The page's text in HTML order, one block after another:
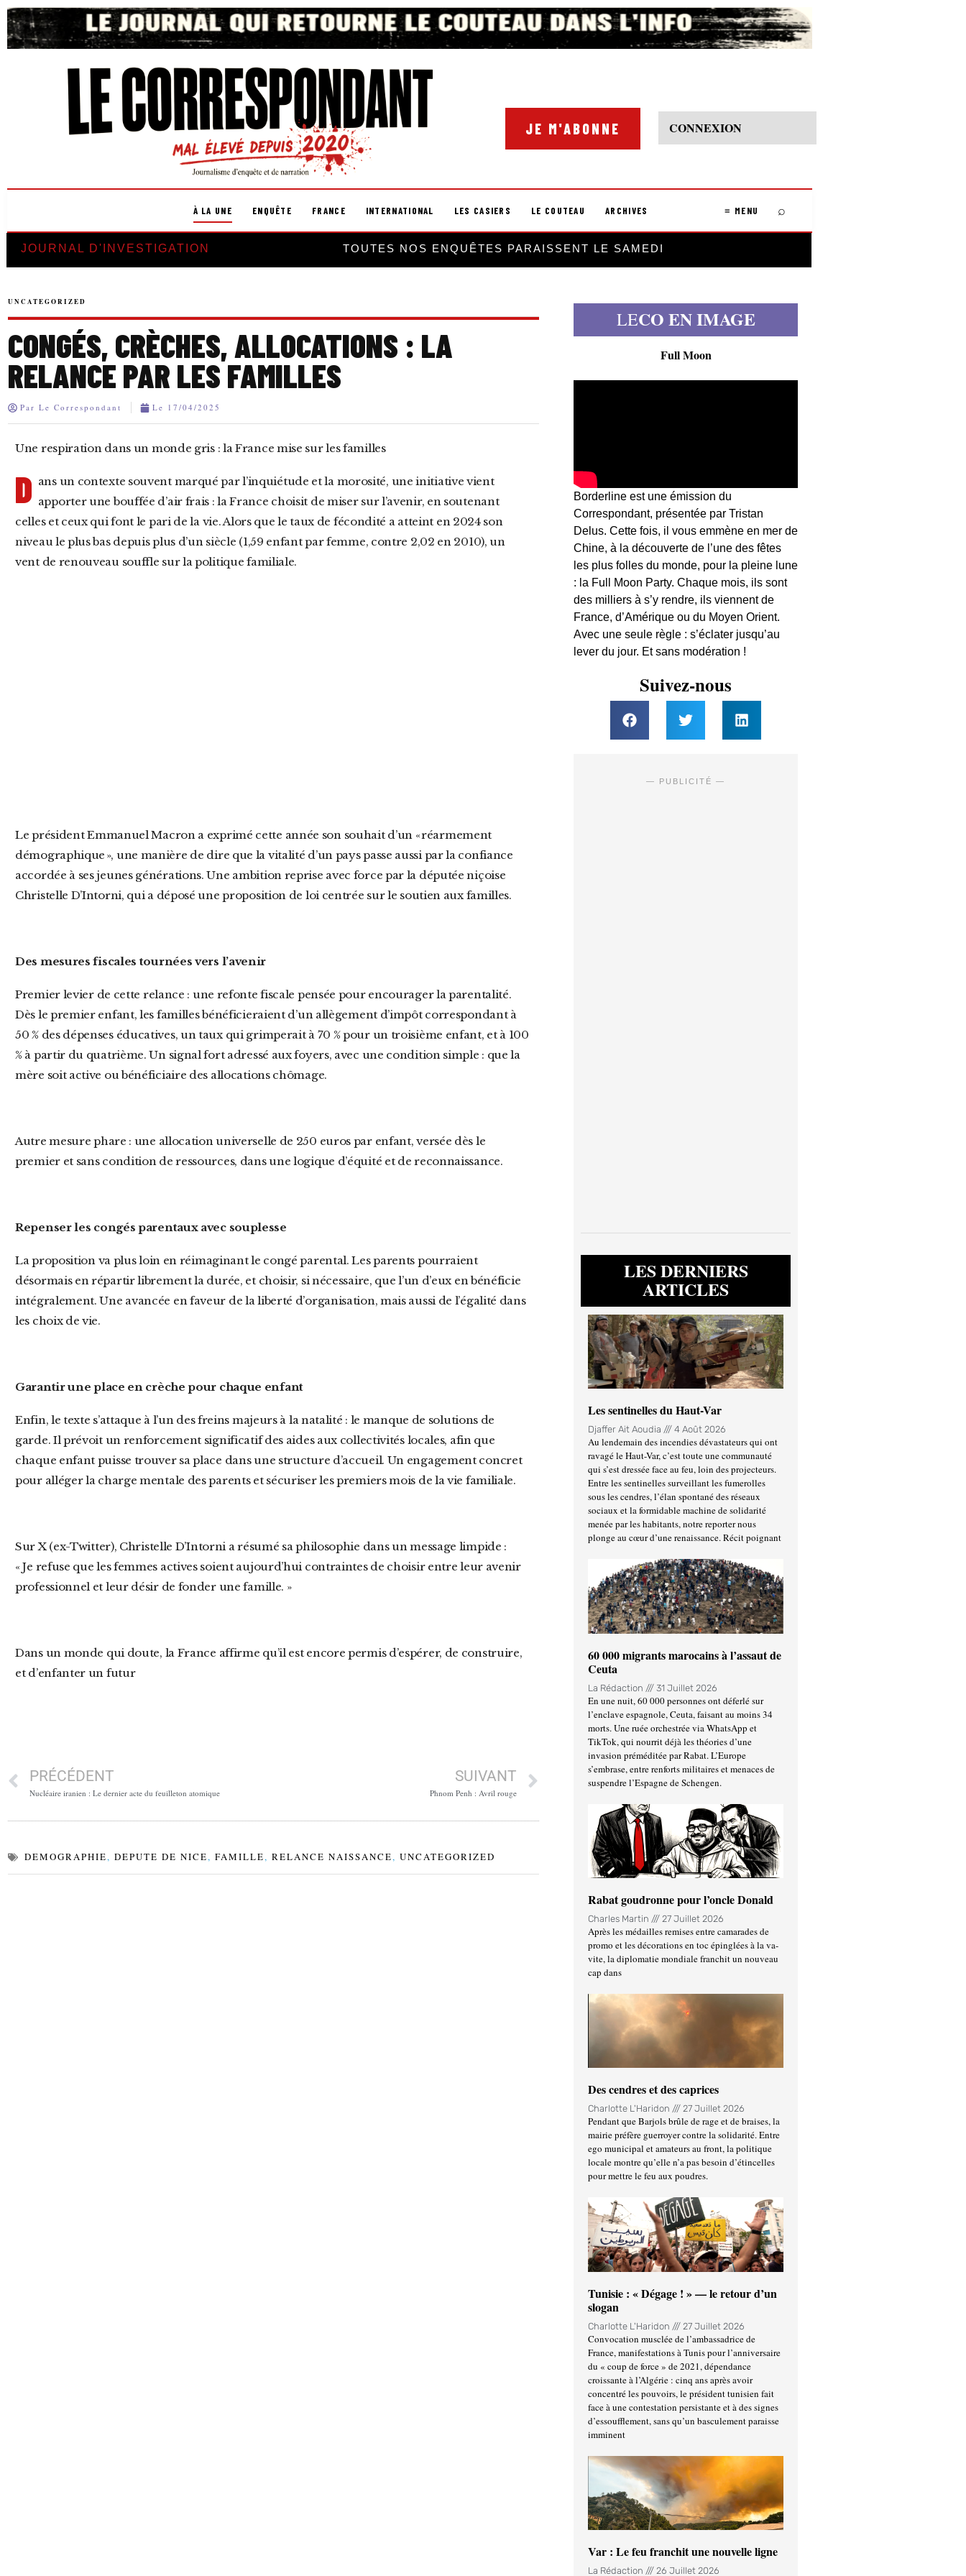
JE M'ABONNE CONNEXION
À LA UNE ENQUÊTE FRANCE INTERNATIONAL LES CASIERS LE COUTEAU ARCHIVES ≡ MENU ⌕
JOURNAL D'INVESTIGATION TOUTES NOS ENQUÊTES PARAISSENT LE SAMEDI
UNCATEGORIZED
CONGÉS, CRÈCHES, ALLOCATIONS : LA
RELANCE PAR LES FAMILLES
Par Le Correspondant Le 17/04/2025
Une respiration dans un monde gris : la France mise sur les familles
D ans un contexte souvent marqué par l’inquiétude et la morosité, une initiative vient
apporter une bouffée d’air frais : la France choisit de miser sur l’avenir, en soutenant
celles et ceux qui font le pari de la vie. Alors que le taux de fécondité a atteint en 2024 son
niveau le plus bas depuis plus d’un siècle (1,59 enfant par femme, contre 2,02 en 2010), un
vent de renouveau souffle sur la politique familiale.
Le président Emmanuel Macron a exprimé cette année son souhait d’un « réarmement
démographique », une manière de dire que la vitalité d’un pays passe aussi par la confiance
accordée à ses jeunes générations. Une ambition reprise avec force par la députée niçoise
Christelle D’Intorni, qui a déposé une proposition de loi centrée sur le soutien aux familles.
Des mesures fiscales tournées vers l’avenir
Premier levier de cette relance : une refonte fiscale pensée pour encourager la parentalité.
Dès le premier enfant, les familles bénéficieraient d’un allègement d’impôt correspondant à
50 % des dépenses éducatives, un taux qui grimperait à 70 % pour un troisième enfant, et à 100
% à partir du quatrième. Un signal fort adressé aux foyers, avec une condition simple : que la
mère soit active ou bénéficiaire des allocations chômage.
Autre mesure phare : une allocation universelle de 250 euros par enfant, versée dès le
premier et sans condition de ressources, dans une logique d’équité et de reconnaissance.
Repenser les congés parentaux avec souplesse
La proposition va plus loin en réimaginant le congé parental. Les parents pourraient
désormais en répartir librement la durée, et choisir, si nécessaire, que l’un d’eux en bénéficie
intégralement. Une avancée en faveur de la liberté d’organisation, mais aussi de l’égalité dans
les choix de vie.
Garantir une place en crèche pour chaque enfant
Enfin, le texte s’attaque à l’un des freins majeurs à la natalité : le manque de solutions de
garde. Il prévoit un renforcement significatif des aides aux collectivités locales, afin que
chaque enfant puisse trouver sa place dans une structure d’accueil. Un engagement concret
pour alléger la charge mentale des parents et sécuriser les premiers mois de la vie familiale.
Sur X (ex-Twitter), Christelle D’Intorni a résumé sa philosophie dans un message limpide :
« Je refuse que les femmes actives soient aujourd’hui contraintes de choisir entre leur avenir
professionnel et leur désir de fonder une famille. »
Dans un monde qui doute, la France affirme qu’il est encore permis d’espérer, de construire,
et d’enfanter un futur
PRÉCÉDENT
Nucléaire iranien : Le dernier acte du feuilleton atomique
SUIVANT
Phnom Penh : Avril rouge
DEMOGRAPHIE, DEPUTE DE NICE, FAMILLE, RELANCE NAISSANCE, UNCATEGORIZED
LECO EN IMAGE
Full Moon
Borderline est une émission du
Correspondant, présentée par Tristan
Delus. Cette fois, il vous emmène en mer de
Chine, à la découverte de l’une des fêtes
les plus folles du monde, pour la pleine lune
: la Full Moon Party. Chaque mois, ils sont
des milliers à s’y rendre, ils viennent de
France, d’Amérique ou du Moyen Orient.
Avec une seule règle : s’éclater jusqu’au
lever du jour. Et sans modération !
Suivez-nous
— PUBLICITÉ —
LES DERNIERS
ARTICLES
Les sentinelles du Haut-Var
Djaffer Ait Aoudia 4 Août 2026
Au lendemain des incendies dévastateurs qui ont
ravagé le Haut-Var, c’est toute une communauté
qui s’est dressée face au feu, loin des projecteurs.
Entre les sentinelles surveillant les fumerolles
sous les cendres, l’élan spontané des réseaux
sociaux et la formidable machine de solidarité
menée par les habitants, notre reporter nous
plonge au cœur d’une renaissance. Récit poignant
60 000 migrants marocains à l’assaut de
Ceuta
La Rédaction 31 Juillet 2026
En une nuit, 60 000 personnes ont déferlé sur
l’enclave espagnole, Ceuta, faisant au moins 34
morts. Une ruée orchestrée via WhatsApp et
TikTok, qui nourrit déjà les théories d’une
invasion préméditée par Rabat. L’Europe
s’embrase, entre renforts militaires et menaces de
suspendre l’Espagne de Schengen.
Rabat goudronne pour l’oncle Donald
Charles Martin 27 Juillet 2026
Après les médailles remises entre camarades de
promo et les décorations en toc épinglées à la va-
vite, la diplomatie mondiale franchit un nouveau
cap dans
Des cendres et des caprices
Charlotte L'Haridon 27 Juillet 2026
Pendant que Barjols brûle de rage et de braises, la
mairie préfère guerroyer contre la solidarité. Entre
ego municipal et amateurs au front, la politique
locale montre qu’elle n’a pas besoin d’étincelles
pour mettre le feu aux poudres.
Tunisie : « Dégage ! » — le retour d’un
slogan
Charlotte L'Haridon 27 Juillet 2026
Convocation musclée de l’ambassadrice de
France, manifestations à Tunis pour l’anniversaire
du « coup de force » de 2021, dépendance
croissante à l’Algérie : cinq ans après avoir
concentré les pouvoirs, le président tunisien fait
face à une contestation persistante et à des signes
d’essoufflement, sans qu’un basculement paraisse
imminent
Var : Le feu franchit une nouvelle ligne
La Rédaction 26 Juillet 2026